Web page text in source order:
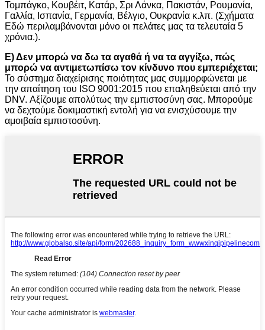
Τομπάγκο, Κουβέιτ, Κατάρ, Σρι Λάνκα, Πακιστάν, Ρουμανία,
Γαλλία, Ισπανία, Γερμανία, Βέλγιο, Ουκρανία κ.λπ. (Σχήματα
Εδώ περιλαμβάνονται μόνο οι πελάτες μας τα τελευταία 5
χρόνια.).
Ε) Δεν μπορώ να δω τα αγαθά ή να τα αγγίξω, πώς
μπορώ να αντιμετωπίσω τον κίνδυνο που εμπεριέχεται;
Το σύστημα διαχείρισης ποιότητας μας συμμορφώνεται με
την απαίτηση του ISO 9001:2015 που επαληθεύεται από την
DNV. Αξίζουμε απολύτως την εμπιστοσύνη σας. Μπορούμε
να δεχτούμε δοκιμαστική εντολή για να ενισχύσουμε την
αμοιβαία εμπιστοσύνη.